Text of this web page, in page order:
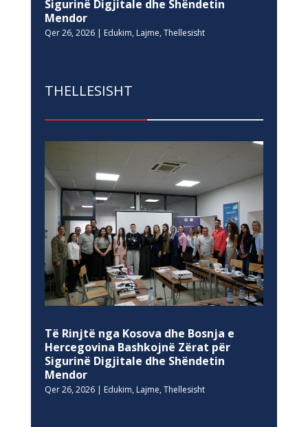
Sigurinë Digjitale dhe Shëndetin
Mendor
Qer 26, 2026| Edukim, Lajme, Thellesisht
THELLESISHT
Të Rinjtë nga Kosova dhe Bosnja e
Hercegovina Bashkojnë Zërat për
Sigurinë Digjitale dhe Shëndetin
Mendor
Qer 26, 2026| Edukim, Lajme, Thellesisht